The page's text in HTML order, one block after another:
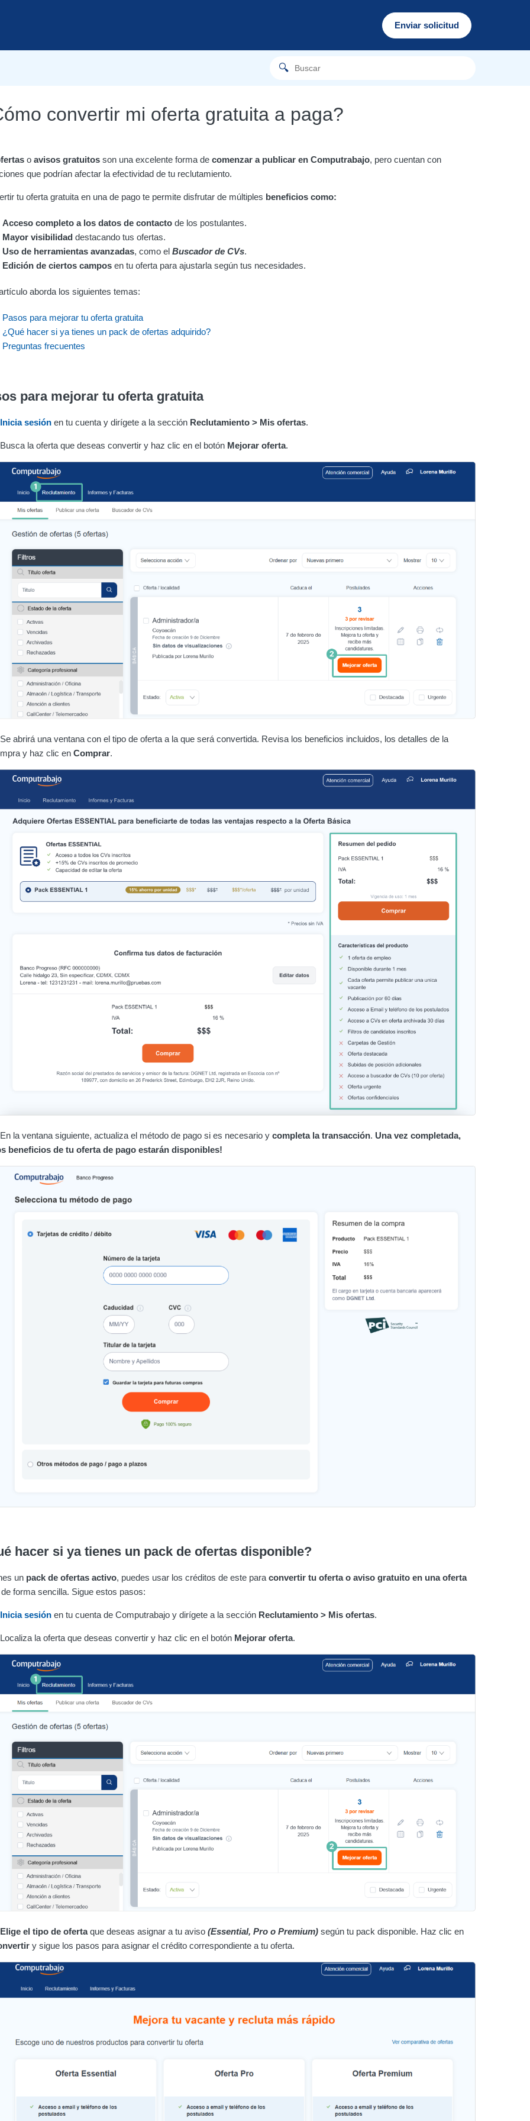
Enviar solicitud
convertir mi oferta gratuita a paga?
o avisos gratuitos son una excelente forma de comenzar a publicar en Computrabajo, pero cuentan con
que podrían afectar la efectividad de tu reclutamiento.
tu oferta gratuita en una de pago te permite disfrutar de múltiples beneficios como:
Acceso completo a los datos de contacto de los postulantes.
Mayor visibilidad destacando tus ofertas.
Uso de herramientas avanzadas, como el Buscador de CVs.
Edición de ciertos campos en tu oferta para ajustarla según tus necesidades.
aborda los siguientes temas:
Pasos para mejorar tu oferta gratuita
¿Qué hacer si ya tienes un pack de ofertas adquirido?
Preguntas frecuentes
para mejorar tu oferta gratuita
Inicia sesión en tu cuenta y dirígete a la sección Reclutamiento > Mis ofertas.
Busca la oferta que deseas convertir y haz clic en el botón Mejorar oferta.
Se abrirá una ventana con el tipo de oferta a la que será convertida. Revisa los beneficios incluidos, los detalles de la
y haz clic en Comprar.
En la ventana siguiente, actualiza el método de pago si es necesario y completa la transacción. Una vez completada,
beneficios de tu oferta de pago estarán disponibles!
hacer si ya tienes un pack de ofertas disponible?
un pack de ofertas activo, puedes usar los créditos de este para convertir tu oferta o aviso gratuito en una oferta
forma sencilla. Sigue estos pasos:
Inicia sesión en tu cuenta de Computrabajo y dirígete a la sección Reclutamiento > Mis ofertas.
Localiza la oferta que deseas convertir y haz clic en el botón Mejorar oferta.
Elige el tipo de ofertaque deseas asignar a tu aviso (Essential, Pro o Premium) según tu pack disponible. Haz clic en
y sigue los pasos para asignar el crédito correspondiente a tu oferta.